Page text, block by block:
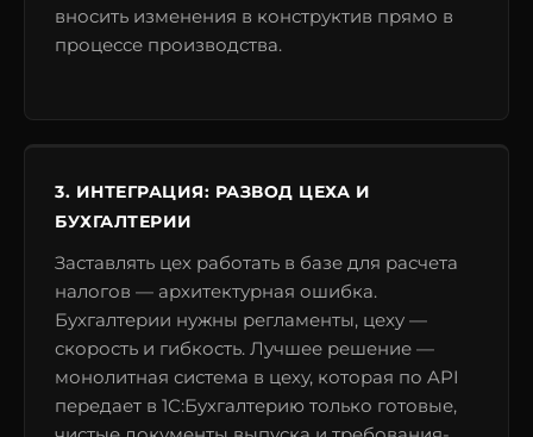
вносить изменения в конструктив прямо в
процессе производства.
3. ИНТЕГРАЦИЯ: РАЗВОД ЦЕХА И
БУХГАЛТЕРИИ
Заставлять цех работать в базе для расчета
налогов — архитектурная ошибка.
Бухгалтерии нужны регламенты, цеху —
скорость и гибкость. Лучшее решение —
монолитная система в цеху, которая по API
передает в 1С:Бухгалтерию только готовые,